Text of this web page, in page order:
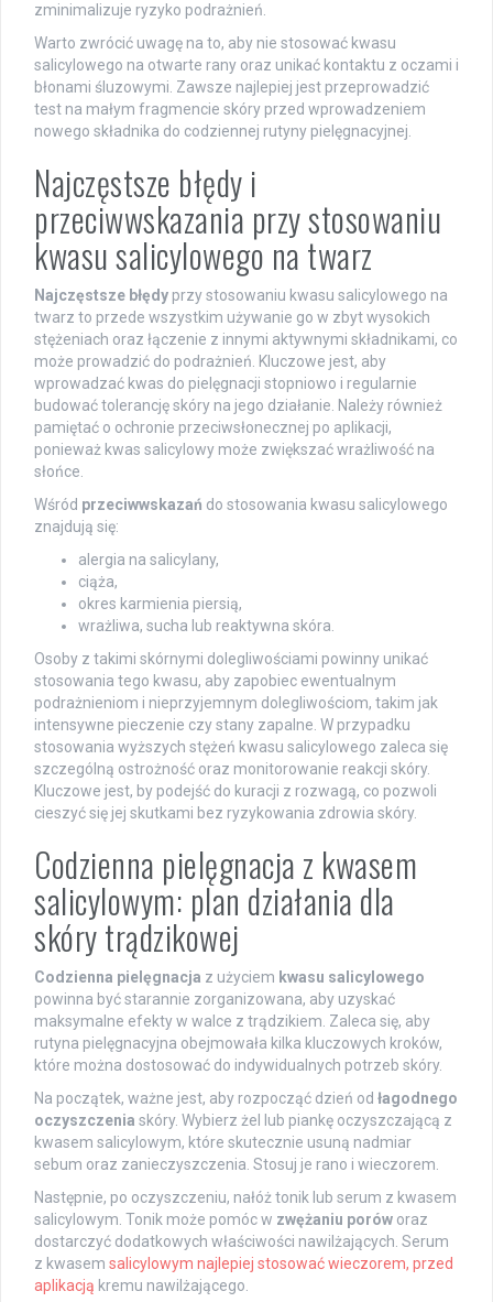
zminimalizuje ryzyko podrażnień.
Warto zwrócić uwagę na to, aby nie stosować kwasu
salicylowego na otwarte rany oraz unikać kontaktu z oczami i
błonami śluzowymi. Zawsze najlepiej jest przeprowadzić
test na małym fragmencie skóry przed wprowadzeniem
nowego składnika do codziennej rutyny pielęgnacyjnej.
Najczęstsze błędy i
przeciwwskazania przy stosowaniu
kwasu salicylowego na twarz
Najczęstsze błędy przy stosowaniu kwasu salicylowego na
twarz to przede wszystkim używanie go w zbyt wysokich
stężeniach oraz łączenie z innymi aktywnymi składnikami, co
może prowadzić do podrażnień. Kluczowe jest, aby
wprowadzać kwas do pielęgnacji stopniowo i regularnie
budować tolerancję skóry na jego działanie. Należy również
pamiętać o ochronie przeciwsłonecznej po aplikacji,
ponieważ kwas salicylowy może zwiększać wrażliwość na
słońce.
Wśród przeciwwskazań do stosowania kwasu salicylowego
znajdują się:
alergia na salicylany,
ciąża,
okres karmienia piersią,
wrażliwa, sucha lub reaktywna skóra.
Osoby z takimi skórnymi dolegliwościami powinny unikać
stosowania tego kwasu, aby zapobiec ewentualnym
podrażnieniom i nieprzyjemnym dolegliwościom, takim jak
intensywne pieczenie czy stany zapalne. W przypadku
stosowania wyższych stężeń kwasu salicylowego zaleca się
szczególną ostrożność oraz monitorowanie reakcji skóry.
Kluczowe jest, by podejść do kuracji z rozwagą, co pozwoli
cieszyć się jej skutkami bez ryzykowania zdrowia skóry.
Codzienna pielęgnacja z kwasem
salicylowym: plan działania dla
skóry trądzikowej
Codzienna pielęgnacja z użyciem kwasu salicylowego
powinna być starannie zorganizowana, aby uzyskać
maksymalne efekty w walce z trądzikiem. Zaleca się, aby
rutyna pielęgnacyjna obejmowała kilka kluczowych kroków,
które można dostosować do indywidualnych potrzeb skóry.
Na początek, ważne jest, aby rozpocząć dzień od łagodnego
oczyszczenia skóry. Wybierz żel lub piankę oczyszczającą z
kwasem salicylowym, które skutecznie usuną nadmiar
sebum oraz zanieczyszczenia. Stosuj je rano i wieczorem.
Następnie, po oczyszczeniu, nałóż tonik lub serum z kwasem
salicylowym. Tonik może pomóc w zwężaniu porów oraz
dostarczyć dodatkowych właściwości nawilżających. Serum
z kwasem salicylowym najlepiej stosować wieczorem, przed
aplikacją kremu nawilżającego.